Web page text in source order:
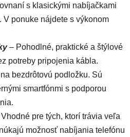
s klasickými nabíjačkami
V ponuke nájdete s výkonom
– Pohodlné, praktické a štýlové
potreby pripojenia kábla.
bezdrôtovú podložku. Sú
smartfónmi s podporou
pre tých, ktorí trávia veľa
možnosť nabíjania telefónu